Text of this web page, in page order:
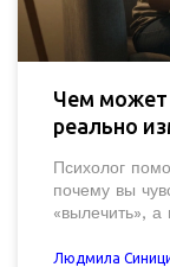
Чем может
реально
Психолог
почему вы
«вылечить», а
Людмила